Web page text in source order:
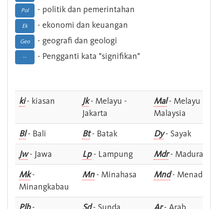
Pol - politik dan pemerintahan
Ek - ekonomi dan keuangan
Geo - geografi dan geologi
-- - Pengganti kata "signifikan"
ki- kiasan Jk- Melayu -
Jakarta
Mal- Melayu -
Malaysia
Bl- Bali Bt- Batak Dy- Sayak
Jw- Jawa Lp- Lampung Mdr- Madura
Mk-
Minangkabau
Mn- Minahasa Mnd- Menado